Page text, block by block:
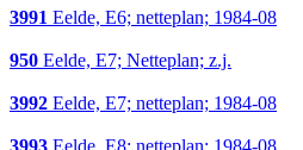
3991 Eelde, E6; netteplan; 1984-08
950 Eelde, E7; Netteplan; z.j.
3992 Eelde, E7; netteplan; 1984-08